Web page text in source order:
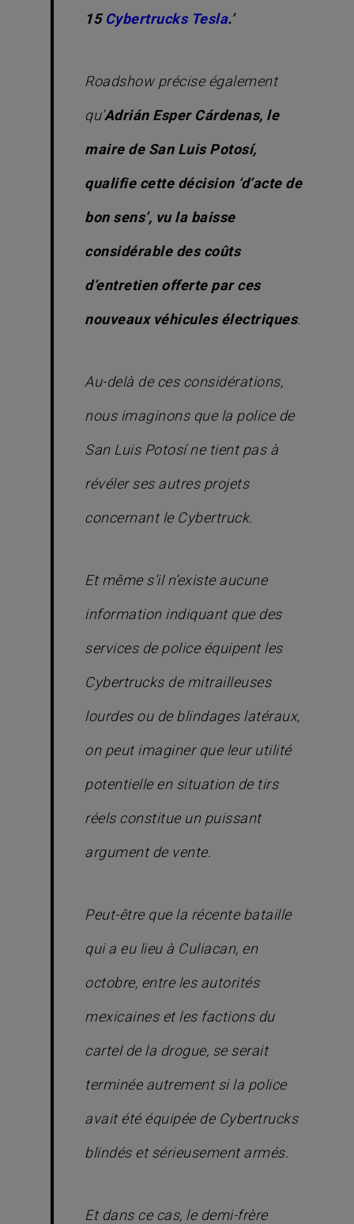
15Cybertrucks Tesla.’
Roadshow précise également
qu’Adrián Esper Cárdenas, le
maire de San Luis Potosí,
qualifie cette décision ‘d’acte de
bon sens’, vu la baisse
considérable des coûts
d’entretien offerte par ces
nouveaux véhicules électriques.
Au-delà de ces considérations,
nous imaginons que la police de
San Luis Potosí ne tient pas à
révéler ses autres projets
concernant le Cybertruck.
Et même s’il n’existe aucune
information indiquant que des
services de police équipent les
Cybertrucks de mitrailleuses
lourdes ou de blindages latéraux,
on peut imaginer que leur utilité
potentielle en situation de tirs
réels constitue un puissant
argument de vente.
Peut-être que la récente bataille
qui a eu lieu à Culiacan, en
octobre, entre les autorités
mexicaines et les factions du
cartel de la drogue, se serait
terminée autrement si la police
avait été équipée de Cybertrucks
blindés et sérieusement armés.
Et dans ce cas, le demi-frère